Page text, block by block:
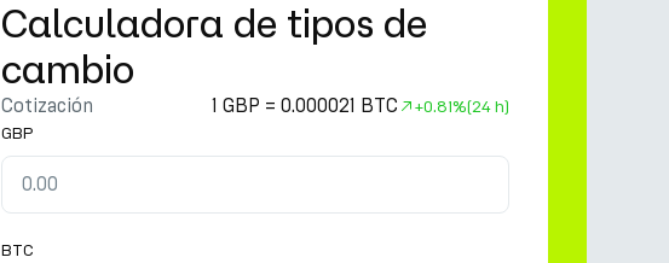
Calculadora de tipos de
cambio
Cotización 1 GBP = 0.000021 BTC +0.81%(24 h)
GBP
BTC